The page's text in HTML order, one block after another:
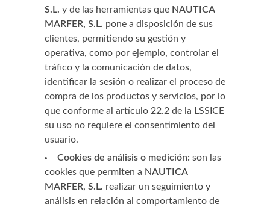
S.L. y de las herramientas que NAUTICA
MARFER, S.L. pone a disposición de sus
clientes, permitiendo su gestión y
operativa, como por ejemplo, controlar el
tráfico y la comunicación de datos,
identificar la sesión o realizar el proceso de
compra de los productos y servicios, por lo
que conforme al artículo 22.2 de la LSSICE
su uso no requiere el consentimiento del
usuario.
Cookies de análisis o medición: son las
cookies que permiten a NAUTICA
MARFER, S.L. realizar un seguimiento y
análisis en relación al comportamiento de